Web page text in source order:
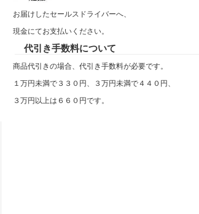
お届けしたセールスドライバーへ、
現金にてお支払いください。
代引き手数料について
商品代引きの場合、代引き手数料が必要です。
１万円未満で３３０円、３万円未満で４４０円、
３万円以上は６６０円です。